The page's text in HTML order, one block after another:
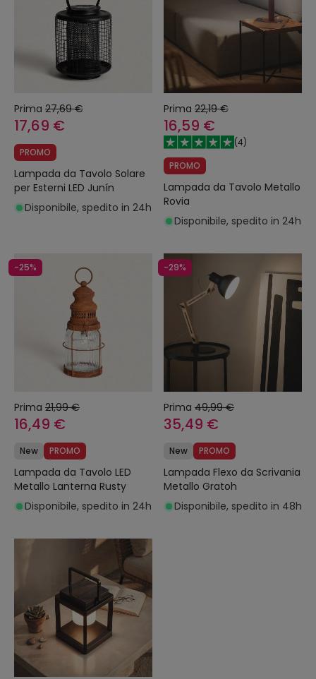
Prima 27,69 €
17,69 €
PROMO
Lampada da Tavolo Solare
per Esterni LED Junín
Disponibile, spedito in 24h
Prima 22,19 €
16,59 €
(4)
PROMO
Lampada da Tavolo Metallo
Rovia
Disponibile, spedito in 24h
-25%
Prima 21,99 €
16,49 €
New PROMO
Lampada da Tavolo LED
Metallo Lanterna Rusty
Disponibile, spedito in 24h
-29%
Prima 49,99 €
35,49 €
New PROMO
Lampada Flexo da Scrivania
Metallo Gratoh
Disponibile, spedito in 48h